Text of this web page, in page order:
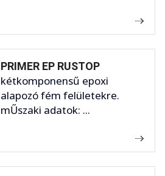
PRIMER EP RUSTOP
kétkomponensű epoxi
alapozó fém felületekre.
mŰszaki adatok: ...